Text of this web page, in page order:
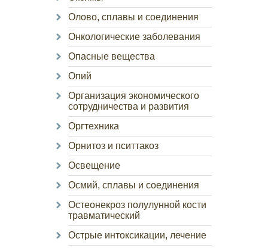
Олово, сплавы и соединения
Онкологические заболевания
Опасные вещества
Опий
Организация экономического
сотрудничества и развития
Оргтехника
Орнитоз и пситтакоз
Освещение
Осмий, сплавы и соединения
Остеонекроз полулунной кости
травматический
Острые интоксикации, лечение